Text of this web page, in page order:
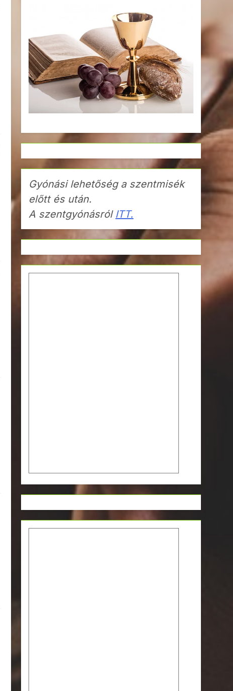
Gyónási lehetőség a szentmisék
előtt és után.
A szentgyónásról ITT.